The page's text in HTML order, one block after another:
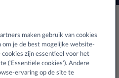
bestellen
maken gebruik van cookies
om je de best mogelijke website-
zijn essentieel voor het
('Essentiële cookies'). Andere
ervaring op de site te